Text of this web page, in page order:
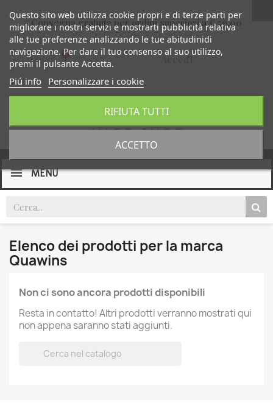
Consegna gratuita per ordini superiori a € 59,00
0,00 €
MENU
Elenco dei prodotti per la marca
Quawins
Non ci sono ancora prodotti disponibili
Resta in contatto! Altri prodotti verranno mostrati qui
non appena saranno stati aggiunti.
Questo sito web utilizza cookie propri e di terze parti per
migliorare i nostri servizi e mostrarti pubblicità relativa
alle tue preferenze analizzando le tue abitudinidi
navigazione. Per dare il tuo consenso al suo utilizzo,
premi il pulsante Accetta.
Piú info Personalizzare i cookie
RIFIUTA TUTTI
ACCETTO